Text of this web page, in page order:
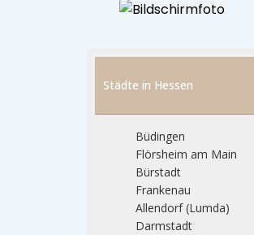
Städte in Hessen
Büdingen
Flörsheim am Main
Bürstadt
Frankenau
Allendorf (Lumda)
Darmstadt